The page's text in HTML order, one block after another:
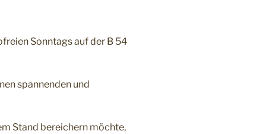
Sonntags auf der B 54
spannenden und
Stand bereichern möchte,